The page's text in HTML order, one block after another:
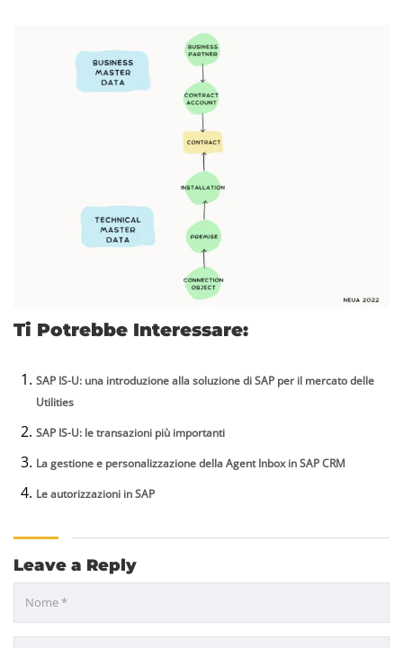
Ti Potrebbe Interessare:
SAP IS-U: una introduzione alla soluzione di SAP per il mercato delle
Utilities
SAP IS-U: le transazioni più importanti
La gestione e personalizzazione della Agent Inbox in SAP CRM
Le autorizzazioni in SAP
Leave a Reply